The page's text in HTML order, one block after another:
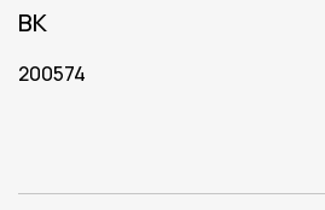
BK
200574